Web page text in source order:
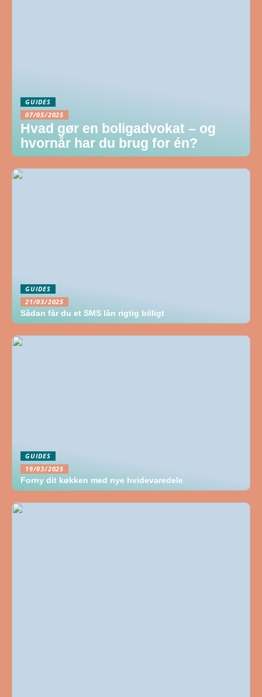
GUIDES
07/05/2025
Hvad gør en boligadvokat – og
hvornår har du brug for én?
GUIDES
21/03/2025
Sådan får du et SMS lån rigtig billigt
GUIDES
19/03/2025
Forny dit køkken med nye hvidevaredele